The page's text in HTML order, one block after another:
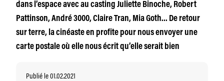
dans l’espace avec au casting Juliette Binoche, Robert
Pattinson, André 3000, Claire Tran, Mia Goth… De retour
sur terre, la cinéaste en profite pour nous envoyer une
carte postale où elle nous écrit qu’elle serait bien
Publié le 01.02.2021